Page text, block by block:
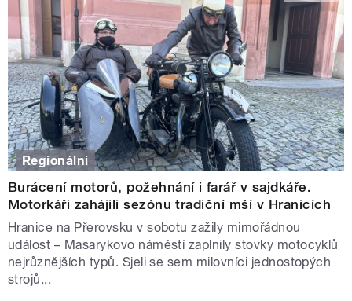
Regionální
Burácení motorů, požehnání i farář v sajdkáře.
Motorkáři zahájili sezónu tradiční mší v Hranicích
Hranice na Přerovsku v sobotu zažily mimořádnou
událost – Masarykovo náměstí zaplnily stovky motocyklů
nejrůznějších typů. Sjeli se sem milovníci jednostopých
strojů...